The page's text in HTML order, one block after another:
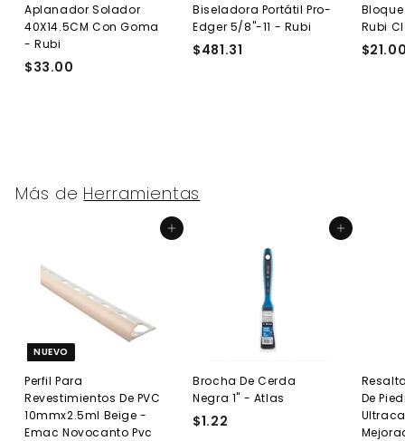
Aplanador Solador
40X14.5CM Con Goma
- Rubi
$33.00
Biseladora Portátil Pro-
Edger 5/8"-11 - Rubi
$481.31
Rubi
Más de Herramientas
Agregar al carrito
NUEVO
Perfil Para
Revestimientos De PVC
10mmx2.5ml Beige -
Emac Novocanto Pvc
Agregar al carrito
Brocha De Cerda
Negra 1" - Atlas
$1.22
De